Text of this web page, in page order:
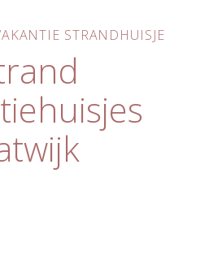
STRANDHUISJE